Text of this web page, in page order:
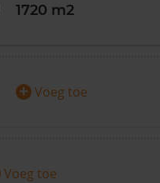
1720 m2
+ Voeg toe
Voeg toe